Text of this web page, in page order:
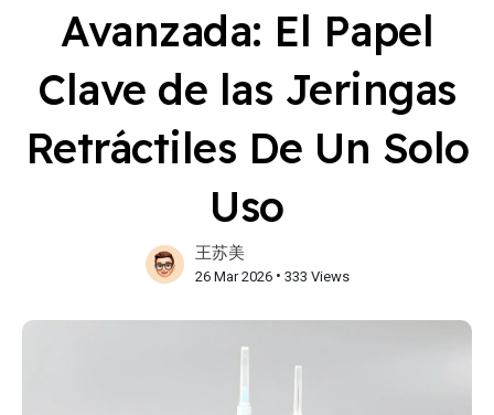
Avanzada: El Papel
Clave de las Jeringas
Retráctiles De Un Solo
Uso
王苏美
26 Mar 2026• 333 Views